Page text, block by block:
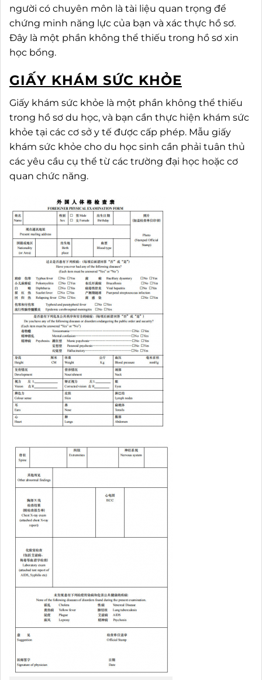
người có chuyên môn là tài liệu quan trọng để
chứng minh năng lực của bạn và xác thực hồ sơ.
Đây là một phần không thể thiếu trong hồ sơ xin
học bổng.
GIẤY KHÁM SỨC KHỎE
Giấy khám sức khỏe là một phần không thể thiếu
trong hồ sơ du học, và bạn cần thực hiện khám sức
khỏe tại các cơ sở y tế được cấp phép. Mẫu giấy
khám sức khỏe cho du học sinh cần phải tuân thủ
các yêu cầu cụ thể từ các trường đại học hoặc cơ
quan chức năng.